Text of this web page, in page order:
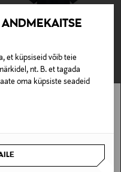
ANDMEKAITSE
et küpsiseid võib teie
nt. B. et tagada
oma küpsiste seadeid
40%
Joey Tipping